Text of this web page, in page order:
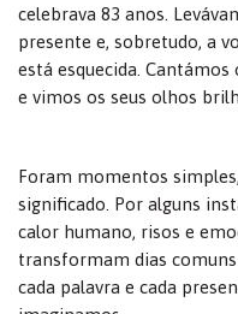
celebrava 83 anos.
presente e, sobretudo, a
está esquecida.
e vimos os seus olhos
Foram momentos
significado. Por alguns
calor humano, risos e
transformam dias
cada palavra e cada